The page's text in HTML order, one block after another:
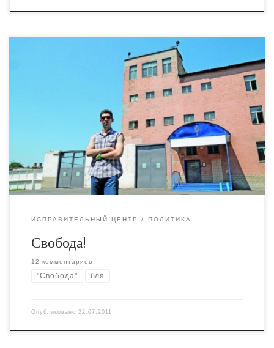
Сегодня-завтра вряд ли буду способен выдавать
осмысленные тексты, можете просто поздравить меня
с освобождением. Наконец-то тексты пишутся
собственноручно. Когда окончательно вернусь в этот
мир, займусь расшифровкой записок, далеко не всё
было доработано и передано наружу. “А из этой
красненькой чашечки не пейте, из неё сестра моя пьёт.
Она хуй сосала”. […]
ИСПРАВИТЕЛЬНЫЙ ЦЕНТР ПОЛИТИКА
Свобода!
12 комментариев
"Свобода" бля
Опубликовано 22.07.2011